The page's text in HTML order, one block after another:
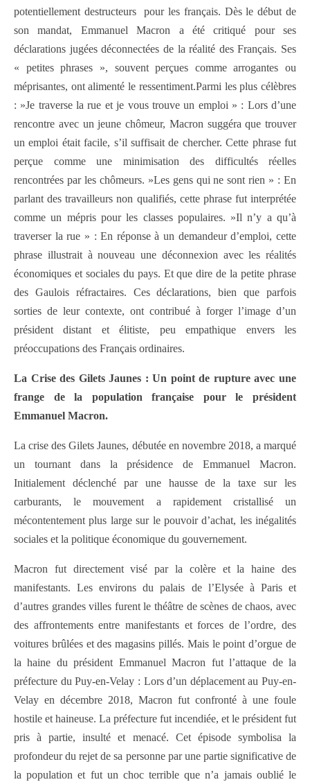
potentiellement destructeurs pour les français. Dès le début de
son mandat, Emmanuel Macron a été critiqué pour ses
déclarations jugées déconnectées de la réalité des Français. Ses
« petites phrases », souvent perçues comme arrogantes ou
méprisantes, ont alimenté le ressentiment.Parmi les plus célèbres
: »Je traverse la rue et je vous trouve un emploi » : Lors d’une
rencontre avec un jeune chômeur, Macron suggéra que trouver
un emploi était facile, s’il suffisait de chercher. Cette phrase fut
perçue comme une minimisation des difficultés réelles
rencontrées par les chômeurs. »Les gens qui ne sont rien » : En
parlant des travailleurs non qualifiés, cette phrase fut interprétée
comme un mépris pour les classes populaires. »Il n’y a qu’à
traverser la rue » : En réponse à un demandeur d’emploi, cette
phrase illustrait à nouveau une déconnexion avec les réalités
économiques et sociales du pays. Et que dire de la petite phrase
des Gaulois réfractaires. Ces déclarations, bien que parfois
sorties de leur contexte, ont contribué à forger l’image d’un
président distant et élitiste, peu empathique envers les
préoccupations des Français ordinaires.
La Crise des Gilets Jaunes : Un point de rupture avec une
frange de la population française pour le président
Emmanuel Macron.
La crise des Gilets Jaunes, débutée en novembre 2018, a marqué
un tournant dans la présidence de Emmanuel Macron.
Initialement déclenché par une hausse de la taxe sur les
carburants, le mouvement a rapidement cristallisé un
mécontentement plus large sur le pouvoir d’achat, les inégalités
sociales et la politique économique du gouvernement.
Macron fut directement visé par la colère et la haine des
manifestants. Les environs du palais de l’Elysée à Paris et
d’autres grandes villes furent le théâtre de scènes de chaos, avec
des affrontements entre manifestants et forces de l’ordre, des
voitures brûlées et des magasins pillés. Mais le point d’orgue de
la haine du président Emmanuel Macron fut l’attaque de la
préfecture du Puy-en-Velay : Lors d’un déplacement au Puy-en-
Velay en décembre 2018, Macron fut confronté à une foule
hostile et haineuse. La préfecture fut incendiée, et le président fut
pris à partie, insulté et menacé. Cet épisode symbolisa la
profondeur du rejet de sa personne par une partie significative de
la population et fut un choc terrible que n’a jamais oublié le